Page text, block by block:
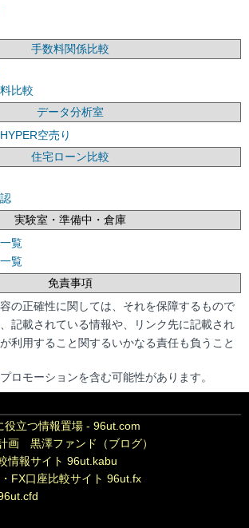
手数料関係比較
比較
データ分析室
空売り
住宅ローン比較
実験室・準備中・倉庫
覧
覧
免責事項
の正確性に関しては、それを保障するもので
記載されている情報や、リンク先に記載され
利用すること関するいかなる責任も負うこと
ロモーションを含む可能性があります。
役立つ情報置場 - 96ut.com
画 黒澤ファンド（ブログ）
情報サイト 96ut.kabu
FX口座比較サイト 96ut.fx